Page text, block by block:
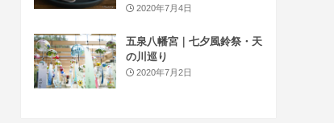
2020年7月4日
五泉八幡宮｜七夕風鈴祭・天
の川巡り
2020年7月2日